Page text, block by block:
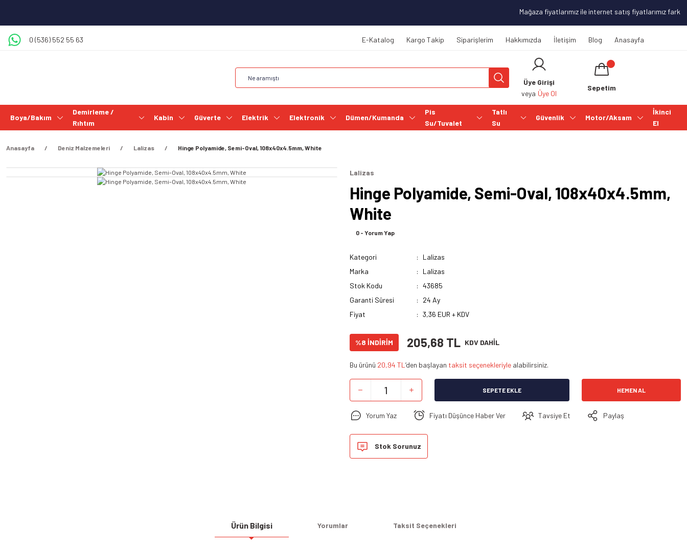
Mağaza fiyatlarımız ile internet satış fiyatlarımız
0 (536) 552 55 63 E-Katalog Kargo Takip Siparişlerim Hakkımızda İletişim Blog Anasayfa
Üye Girişi
veya Üye Ol
Sepetim
Boya/Bakım
Demirleme /
Rıhtım
Kabin Güverte Elektrik Elektronik Dümen/Kumanda
Pis
Su/Tuvalet
Tatlı
Su
Güvenlik Motor/Aksam
İkinci
El
Anasayfa Deniz Malzemeleri Lalizas Hinge Polyamide, Semi-Oval, 108x40x4.5mm, White
Lalizas
Hinge Polyamide, Semi-Oval, 108x40x4.5mm,
White
0 - Yorum Yap
Kategori
Lalizas
Marka
Lalizas
Stok Kodu
43685
Garanti Süresi
24 Ay
Fiyat
3,36 EUR + KDV
%8 İNDİRİM 205,68 TL KDV DAHİL
Bu ürünü 20,94 TL ’den başlayan taksit seçenekleriyle alabilirsiniz.
SEPETE EKLE HEMEN AL
Yorum Yaz Fiyatı Düşünce Haber Ver Tavsiye Et Paylaş
Stok Sorunuz
Ürün Bilgisi Yorumlar Taksit Seçenekleri